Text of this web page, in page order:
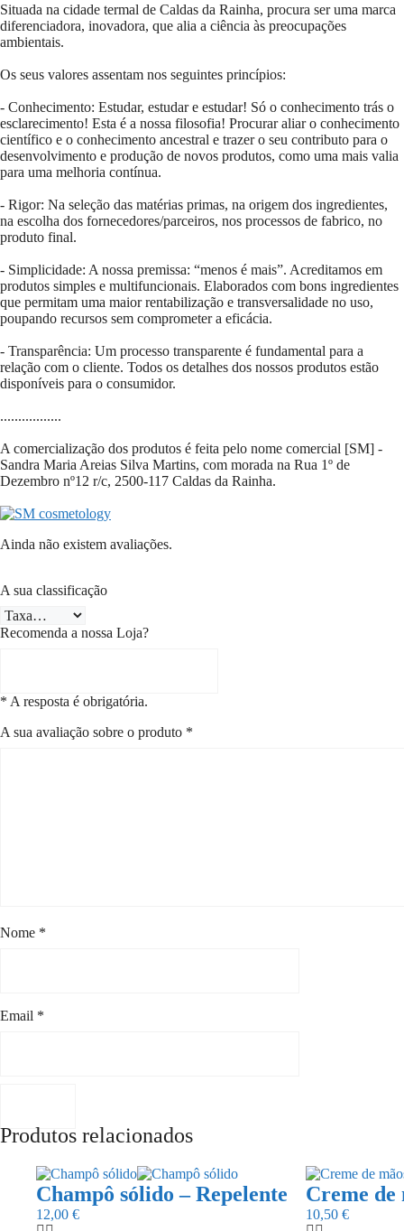
Situada na cidade termal de Caldas da Rainha, procura ser uma marca
diferenciadora, inovadora, que alia a ciência às preocupações
ambientais.
Os seus valores assentam nos seguintes princípios:
- Conhecimento: Estudar, estudar e estudar! Só o conhecimento trás o
esclarecimento! Esta é a nossa filosofia! Procurar aliar o conhecimento
científico e o conhecimento ancestral e trazer o seu contributo para o
desenvolvimento e produção de novos produtos, como uma mais valia
para uma melhoria contínua.
- Rigor: Na seleção das matérias primas, na origem dos ingredientes,
na escolha dos fornecedores/parceiros, nos processos de fabrico, no
produto final.
- Simplicidade: A nossa premissa: “menos é mais”. Acreditamos em
produtos simples e multifuncionais. Elaborados com bons ingredientes
que permitam uma maior rentabilização e transversalidade no uso,
poupando recursos sem comprometer a eficácia.
- Transparência: Um processo transparente é fundamental para a
relação com o cliente. Todos os detalhes dos nossos produtos estão
disponíveis para o consumidor.
.................
A comercialização dos produtos é feita pelo nome comercial [SM] -
Sandra Maria Areias Silva Martins, com morada na Rua 1º de
Dezembro nº12 r/c, 2500-117 Caldas da Rainha.
Ainda não existem avaliações.
A sua classificação
Recomenda a nossa Loja?
* A resposta é obrigatória.
A sua avaliação sobre o produto *
Nome *
Email *
Produtos relacionados
Champô sólido – Repelente
12,00 €
Creme de
10,50 €